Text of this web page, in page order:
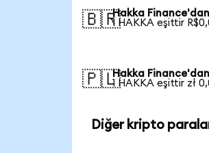
🇧🇷Hakka
1 HAKKA eşittir
🇵🇱Hakka
1 HAKKA eşittir zł
Diğer kripto